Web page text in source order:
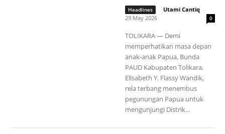
Headlines Utami Cantiq -
29 May 2026
0
TOLIKARA — Demi
memperhatikan masa depan
anak-anak Papua, Bunda
PAUD Kabupaten Tolikara,
Elisabeth Y. Flassy Wandik,
rela terbang menembus
pegunungan Papua untuk
mengunjungi Distrik...